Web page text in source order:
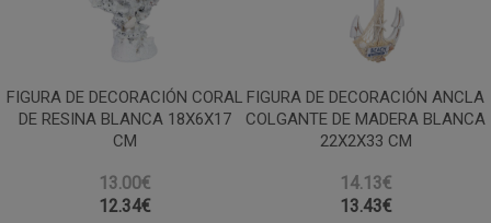
FIGURA DE DECORACIÓN CORAL
DE RESINA BLANCA 18X6X17
CM
13.00€
12.34€
FIGURA DE DECORACIÓN ANCLA
COLGANTE DE MADERA BLANCA
22X2X33 CM
14.13€
13.43€